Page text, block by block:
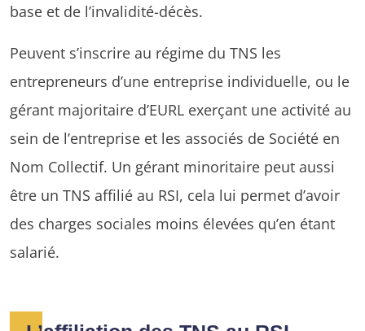
base et de l’invalidité-décès.
Peuvent s’inscrire au régime du TNS les
entrepreneurs d’une entreprise individuelle, ou le
gérant majoritaire d’EURL exerçant une activité au
sein de l’entreprise et les associés de Société en
Nom Collectif. Un gérant minoritaire peut aussi
être un TNS affilié au RSI, cela lui permet d’avoir
des charges sociales moins élevées qu’en étant
salarié.